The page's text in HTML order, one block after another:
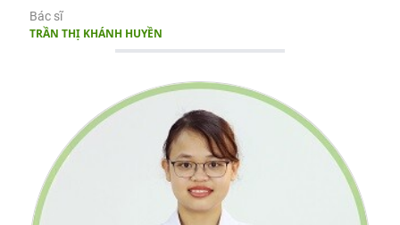
Bác sĩ
TRẦN THỊ KHÁNH HUYỀN